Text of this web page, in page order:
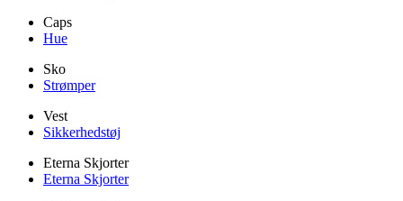
Caps
Hue
Sko
Strømper
Vest
Sikkerhedstøj
Eterna Skjorter
Eterna Skjorter